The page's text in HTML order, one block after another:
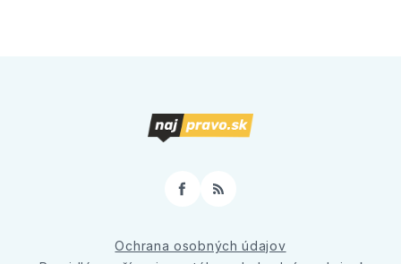
Facebook
RSS
Ochrana osobných údajov